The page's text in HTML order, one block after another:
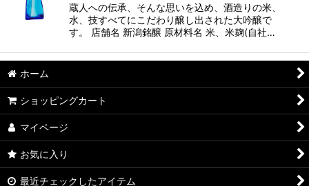
蔵人への伝承、そんな思いを込め、酒造りの米、
水、技すべてにこだわり醸し出された大吟醸で
す。 店舗名 新潟銘醸 原材料名 米、米麹(自社…
ホーム
ショッピングカート
マイページ
お気に入り
最近チェックしたアイテム